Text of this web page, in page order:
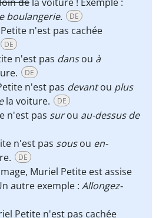
boulangerie. DE
n'est pas cachée
DE
n'est pas dansou à
DE
n'est pas devantou plus
la voiture. DE
n'est pas surou au-dessus de
n'est pas sousou en-
DE
Muriel Petite est assise
autre exemple : Allongez-
Petite n'est pas cachée